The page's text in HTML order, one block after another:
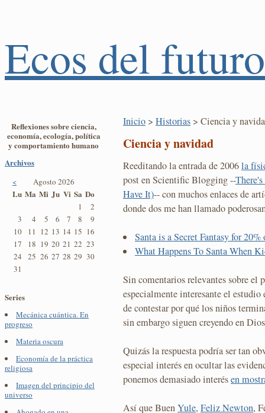
Ecos del futuro
Reflexiones sobre ciencia,
economía, ecología, política
y comportamiento humano
Archivos
< Agosto 2026
Lu Ma Mi Ju Vi Sa Do
1
2
3
4 5 6 7 8
9
10
11 12 13 14 15 16
17
18 19 20 21 22 23
24
25 26 27 28 29 30
31
Series
Mecánica cuántica. En
progreso
Materia oscura
Economía de la práctica
religiosa
Imagen del principio del
universo
Inicio > Historias > Ciencia y
Ciencia y navidad
Reeditando la entrada de 2006la
post en Scientific Blogging --
Have It)-- con muchos enlaces de
donde dos me han llamado
Santa is a Secret Fantasy for
What Happens To Santa When
Sin comentarios relevantes sobre el
especialmente interesante el
de contestar por qué los niños
sin embargo siguen creyendo en
Quizás la respuesta podría ser tan
especial interés en ocultar las
ponemos demasiado interésen
Así que BuenYule, Feliz Newton,